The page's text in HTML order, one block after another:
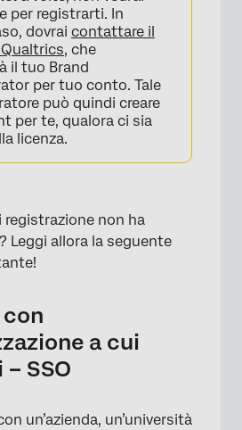
×
per registrarti. In
dovrai contattare il
, che
il tuo Brand
per tuo conto. Tale
può quindi creare
per te, qualora ci sia
licenza.
registrazione non ha
Leggi allora la seguente
a cui
SSO
un’azienda, un’università